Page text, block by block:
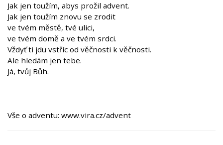
Jak jen toužím, abys prožil advent.
Jak jen toužím znovu se zrodit
ve tvém městě, tvé ulici,
ve tvém domě a ve tvém srdci.
Vždyť ti jdu vstříc od věčnosti k věčnosti.
Ale hledám jen tebe.
Já, tvůj Bůh.
Vše o adventu: www.vira.cz/advent